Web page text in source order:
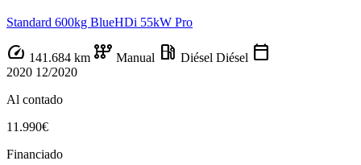
Standard 600kg BlueHDi 55kW Pro
speed 141.684 km auto_transmission Manual local_gas_station Diésel Diésel calendar_today
2020 12/2020
Al contado
11.990€
Financiado